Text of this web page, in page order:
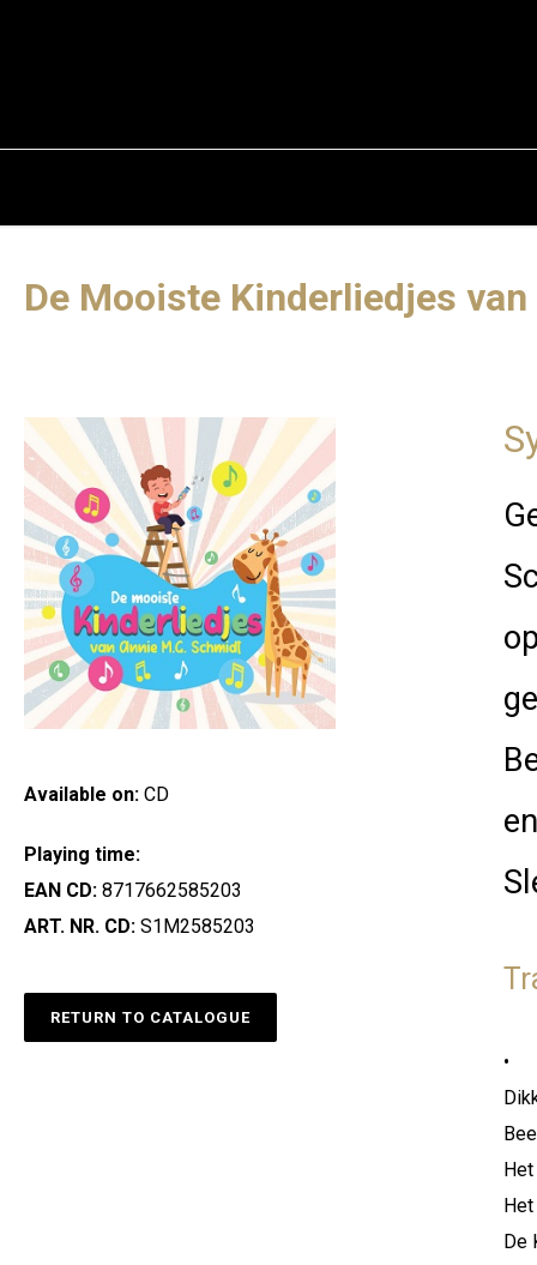
De Mooiste Kinderliedjes
Available on: CD
Playing time:
EAN CD: 8717662585203
ART. NR. CD: S1M2585203
RETURN TO CATALOGUE
•
De